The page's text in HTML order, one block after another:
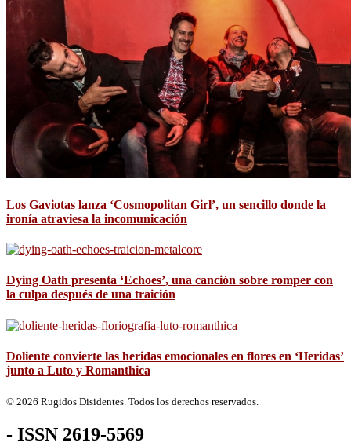
Los Gaviotas lanza ‘Cosmopolitan Girl’, un sencillo donde la
ironía atraviesa la incomunicación
Dying Oath presenta ‘Echoes’, una canción sobre romper con
la culpa después de una traición
Doliente convierte las heridas emocionales en flores en ‘Heridas’
junto a Luto y Romanthica
© 2026 Rugidos Disidentes. Todos los derechos reservados.
- ISSN 2619-5569